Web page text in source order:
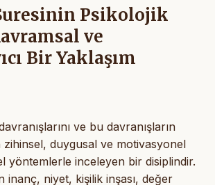
Psikolojik
ve
Bir Yaklaşım
ve bu davranışların
zihinsel, duygusal ve motivasyonel
yöntemlerle inceleyen bir disiplindir.
inanç, niyet, kişilik inşası, değer